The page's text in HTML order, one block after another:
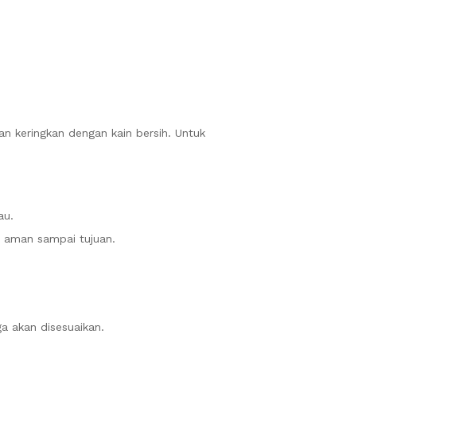
keringkan dengan kain bersih. Untuk
sampai tujuan.
akan disesuaikan.